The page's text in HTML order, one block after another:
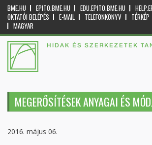
BME.HU EPITO.BME.HU EDU.EPITO.BME.HU
OKTATÓI BELÉPÉS
E-MAIL TELEFONKÖNYV TÉRKÉP
MAGYAR
HIDAK ÉS SZERKEZETEK
MEGERŐSÍTÉSEK ANYAGAI ÉS
2016. május 06.